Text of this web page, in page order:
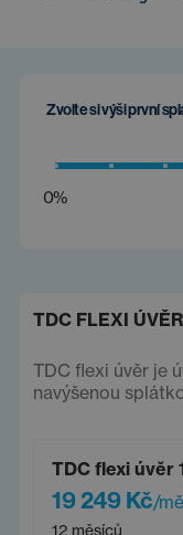
Zvolte si výši první
0%
TDC FLEXI ÚVĚR
TDC flexi úvěr je
navýšenou
TDC flexi úvěr
19 249 Kč/
12 měsíců